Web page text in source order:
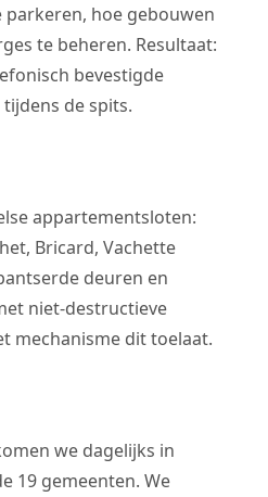
hoe gebouwen
te beheren. Resultaat:
bevestigde
de spits.
appartementsloten:
Bricard, Vachette
deuren en
niet-destructieve
mechanisme dit toelaat.
we dagelijks in
19 gemeenten. We